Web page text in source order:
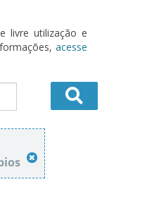
livre utilização e
acesse